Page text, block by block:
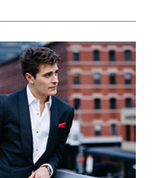
Filharmonisch Orkest en